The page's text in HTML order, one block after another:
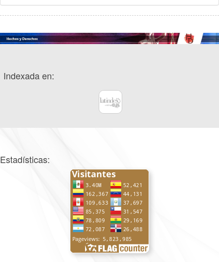
Indexada en:
Estadísticas: